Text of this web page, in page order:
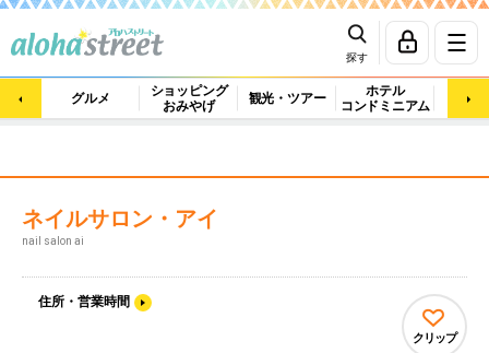
探す
グルメ
ショッピング
おみやげ
観光・ツアー
ホテル
コンドミニアム
マッ
ネイルサロン・アイ
nail salon ai
住所・営業時間
クリップ